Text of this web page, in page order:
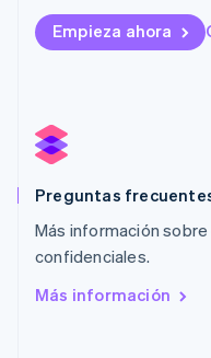
Empieza ahora
Preguntas
Más información
confidenciales.
Más información
Luxemburgo
FrançaisDeutsch
Malasia
México
Noruega
English
Nueva Zelanda
English
NederlandsEnglish